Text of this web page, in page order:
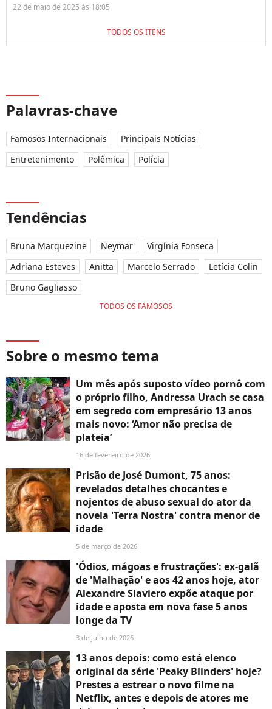
22 de maio de 2025 às 18:05
TODOS OS ITENS
Palavras-chave
Famosos Internacionais
Principais Notícias
Entretenimento
Polêmica Polícia
Tendências
Bruna Marquezine Neymar
Virgínia Fonseca
Adriana Esteves
Anitta Marcelo Serrado
Letícia Colin
Bruno Gagliasso
TODOS OS FAMOSOS
Sobre o mesmo tema
Um mês após suposto vídeo pornô com
o próprio filho, Andressa Urach se casa
em segredo com empresário 13 anos
mais novo: ‘Amor não precisa de
plateia’
16 de fevereiro de 2026
Prisão de José Dumont, 75 anos:
revelados detalhes chocantes e
nojentos de abuso sexual do ator da
novela 'Terra Nostra' contra menor de
idade
5 de março de 2026
'Ódios, mágoas e frustrações': ex-galã
de 'Malhação' e aos 42 anos hoje, ator
Alexandre Slaviero expõe ataque por
idade e aposta em nova fase 5 anos
longe da TV
3 de julho de 2026
13 anos depois: como está elenco
original da série 'Peaky Blinders' hoje?
Prestes a estrear o novo filme na
Netflix, antes e depois de atores me